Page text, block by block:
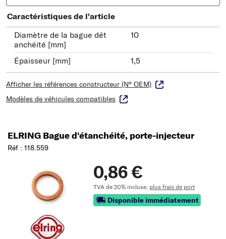
Caractéristiques de l'article
Diamètre de la bague dét
anchéité [mm]
10
Épaisseur [mm] 1,5
Afficher les références constructeur (N° OEM)
Modèles de véhicules compatibles
ELRING Bague d'étanchéité, porte-injecteur
Réf : 118.559
0,86 €
TVA de 20% incluse, plus frais de port
Disponible immédiatement